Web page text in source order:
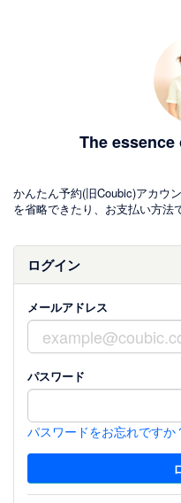
The essence
かんたん予約(旧Coubic)アカウ
を省略できたり、お支払い方法
ログイン
メールアドレス
パスワード
パスワードをお忘れですか